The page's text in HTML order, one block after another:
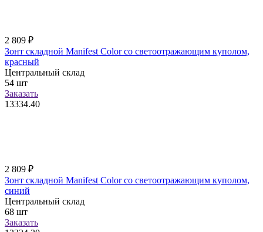
2 809 ₽
Зонт складной Manifest Color со светоотражающим куполом,
красный
Центральный склад
54 шт
Заказать
13334.40
2 809 ₽
Зонт складной Manifest Color со светоотражающим куполом,
синий
Центральный склад
68 шт
Заказать